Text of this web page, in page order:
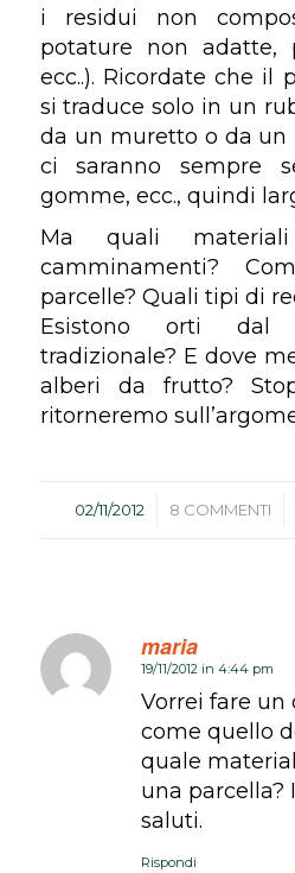
i residui non
potature non adatte,
ecc..). Ricordate che il
si traduce solo in un
da un muretto o da un
ci saranno sempre
gomme, ecc., quindi
Ma quali
camminamenti?
parcelle? Quali tipi di
Esistono orti dal
tradizionale? E dove
alberi da frutto?
ritorneremo
02/11/2012
/ 8 COMMENTI
/
maria
dice:
19/11/2012 in 4:44 pm
Vorrei fare
come quello
quale
una parcella?
saluti.
Rispondi